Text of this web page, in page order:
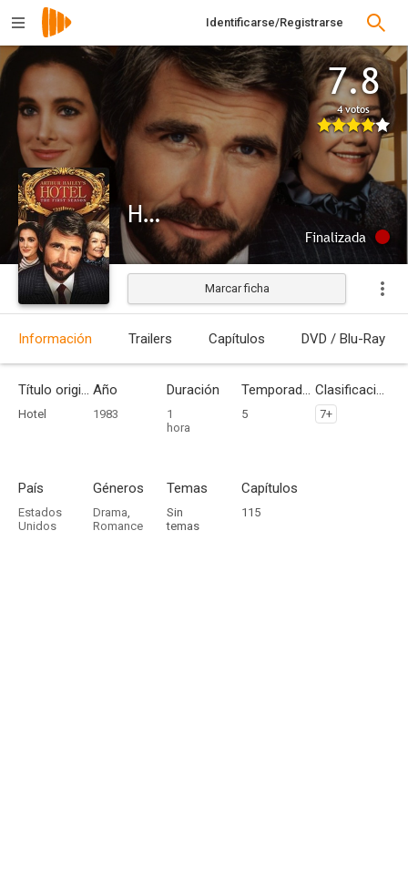
Identificarse/Registrarse
7.8
4 votos
Hotel
Finalizada
Marcar ficha
Información Trailers Capítulos DVD / Blu-Ray
Título original
Hotel
Año
1983
Duración
1
hora
Temporadas
5
Clasificación por edades
7+
País
Estados
Unidos
Géneros
Drama,
Romance
Temas
Sin
temas
Capítulos
115